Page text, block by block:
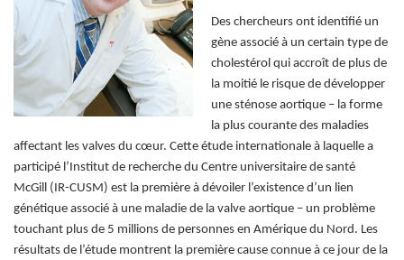
Des chercheurs ont identifié un
gène associé à un certain type de
cholestérol qui accroît de plus de
la moitié le risque de développer
une sténose aortique – la forme
la plus courante des maladies
affectant les valves du cœur. Cette étude internationale à laquelle a
participé l’Institut de recherche du Centre universitaire de santé
McGill (IR-CUSM) est la première à dévoiler l’existence d’un lien
génétique associé à une maladie de la valve aortique – un problème
touchant plus de 5 millions de personnes en Amérique du Nord. Les
résultats de l’étude montrent la première cause connue à ce jour de la